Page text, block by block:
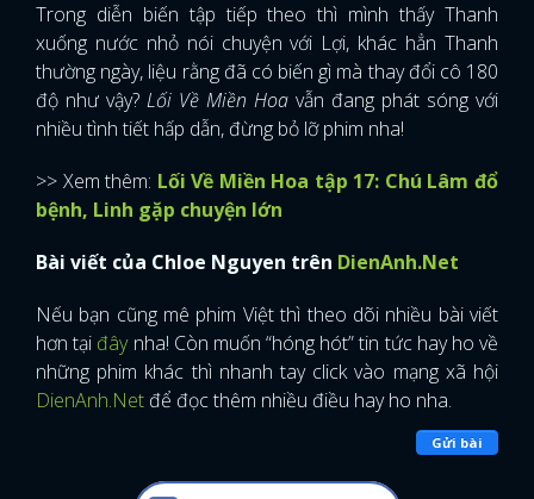
Trong diễn biến tập tiếp theo thì mình thấy Thanh
xuống nước nhỏ nói chuyện với Lợi, khác hẳn Thanh
thường ngày, liệu rằng đã có biến gì mà thay đổi cô 180
độ như vậy? Lối Về Miền Hoa vẫn đang phát sóng với
nhiều tình tiết hấp dẫn, đừng bỏ lỡ phim nha!
>> Xem thêm: Lối Về Miền Hoa tập 17: Chú Lâm đổ
bệnh, Linh gặp chuyện lớn
Bài viết của Chloe Nguyen trên DienAnh.Net
Nếu bạn cũng mê phim Việt thì theo dõi nhiều bài viết
hơn tại đâynha! Còn muốn “hóng hót” tin tức hay ho về
những phim khác thì nhanh tay click vào mạng xã hội
DienAnh.Net để đọc thêm nhiều điều hay ho nha.
Gửi bài